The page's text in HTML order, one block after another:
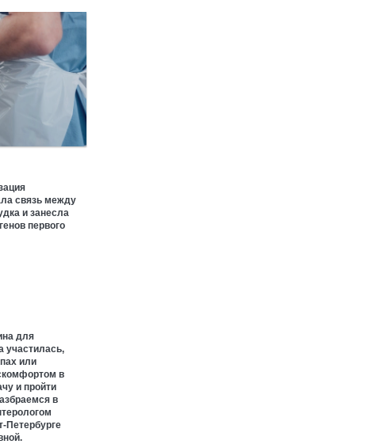
связь между
и занесла
первого
для
участилась,
или
в
и пройти
в
Петербурге